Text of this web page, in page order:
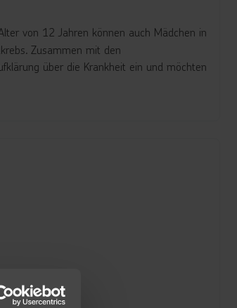
von 12 Jahren können auch Mädchen in
Zusammen mit den
über die Krankheit ein und möchten